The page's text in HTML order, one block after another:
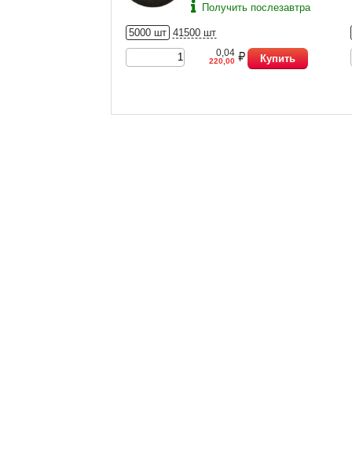
Получить послезавтра
5000 шт 41500 шт
0,04
220,00 Купить